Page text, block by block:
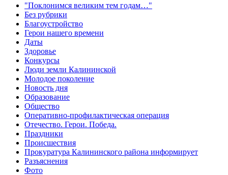
"Поклонимся великим тем годам…"
Без рубрики
Благоустройство
Герои нашего времени
Даты
Здоровье
Конкурсы
Люди земли Калининской
Молодое поколение
Новость дня
Образование
Общество
Оперативно-профилактическая операция
Отечество. Герои. Победа.
Праздники
Происшествия
Прокуратура Калининского района информирует
Разъяснения
Фото